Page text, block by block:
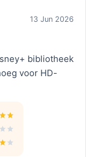
13 Jun 2026
bibliotheek
voor HD-